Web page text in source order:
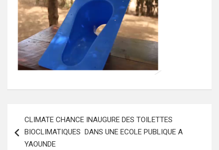
de
l’article
CLIMATE CHANCE INAUGURE DES TOILETTES
BIOCLIMATIQUES DANS UNE ECOLE PUBLIQUE A
YAOUNDE